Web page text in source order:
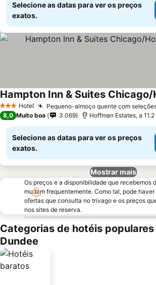
Selecione as datas para ver os preços
exatos.
3 EstrelasHotel Pequeno-almoço quente com
Ver preços
8,0 Muito boa 3.069 Hoffman Estates, a
Selecione as datas para ver os preços
exatos.
Mostrar mais
Os preços e a disponibilidade que recebemos
mudam frequentemente. Como tal, pode
ofertas que consulta no trivago e os preços
nos sites de reserva.
Categorias de hotéis populares
Dundee